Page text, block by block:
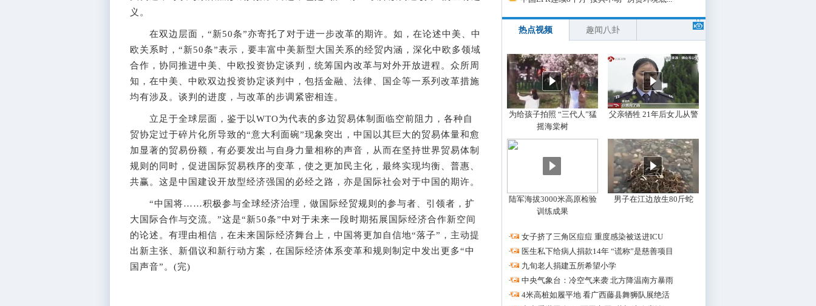
义。
在双边层面，“新50条”亦寄托了对于进一步改革的期许。如，在论述中美、中
欧关系时，“新50条”表示，要丰富中美新型大国关系的经贸内涵，深化中欧多领域
合作，协同推进中美、中欧投资协定谈判，统筹国内改革与对外开放进程。众所周
知，在中美、中欧双边投资协定谈判中，包括金融、法律、国企等一系列改革措施
均有涉及。谈判的进度，与改革的步调紧密相连。
立足于全球层面，鉴于以WTO为代表的多边贸易体制面临空前阻力，各种自
贸协定过于碎片化所导致的“意大利面碗”现象突出，中国以其巨大的贸易体量和愈
加显著的贸易份额，有必要发出与自身力量相称的声音，从而在坚持世界贸易体制
规则的同时，促进国际贸易秩序的变革，使之更加民主化，最终实现均衡、普惠、
共赢。这是中国建设开放型经济强国的必经之路，亦是国际社会对于中国的期许。
“中国将……积极参与全球经济治理，做国际经贸规则的参与者、引领者，扩
大国际合作与交流。”这是“新50条”中对于未来一段时期拓展国际经济合作新空间
的论述。有理由相信，在未来国际经济舞台上，中国将更加自信地“落子”，主动提
出新主张、新倡议和新行动方案，在国际经济体系变革和规则制定中发出更多“中
国声音”。(完)
热点视频 趣闻八卦
为给孩子拍照 “三代人”猛
摇海棠树
父亲牺牲 21年后女儿从警
陆军海拔3000米高原检验
训练成果
男子在江边放生80斤蛇
·
女子挤了三角区痘痘 重度感染被送进ICU
·
医生私下给病人捐款14年 “谎称”是慈善项目
·
九旬老人捐建五所希望小学
·
中央气象台：冷空气来袭 北方降温南方暴雨
·
4米高桩如履平地 看广西藤县舞狮队展绝活